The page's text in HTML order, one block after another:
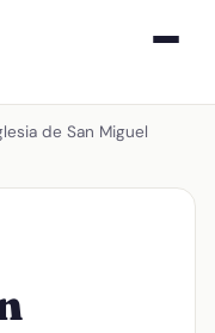
de San Miguel